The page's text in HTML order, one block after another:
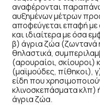
αναφέρονται
αυξημένων μέτρων
αποφεύγεται επαφή
και ιδιαίτερα με όσα
β) άγρια ζώα (ζωντανά
θηλαστικά,
(αρουραίοι,
(μαϊμούδες, πίθηκοι),
είδη που
κλινοσκεπάσματα
άγρια ζώα.